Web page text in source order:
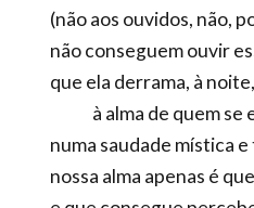
(não aos ouvidos, não,
não conseguem ouvir
que ela derrama, à
à alma de quem se
numa saudade mística
nossa alma apenas é